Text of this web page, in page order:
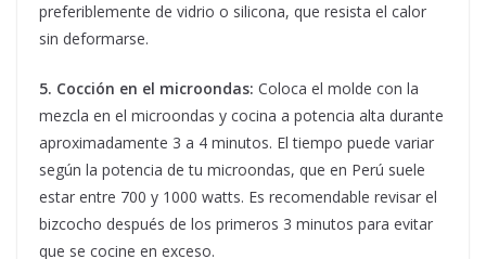
preferiblemente de vidrio o silicona, que resista el calor
sin deformarse.
5. Cocción en el microondas: Coloca el molde con la
mezcla en el microondas y cocina a potencia alta durante
aproximadamente 3 a 4 minutos. El tiempo puede variar
según la potencia de tu microondas, que en Perú suele
estar entre 700 y 1000 watts. Es recomendable revisar el
bizcocho después de los primeros 3 minutos para evitar
que se cocine en exceso.